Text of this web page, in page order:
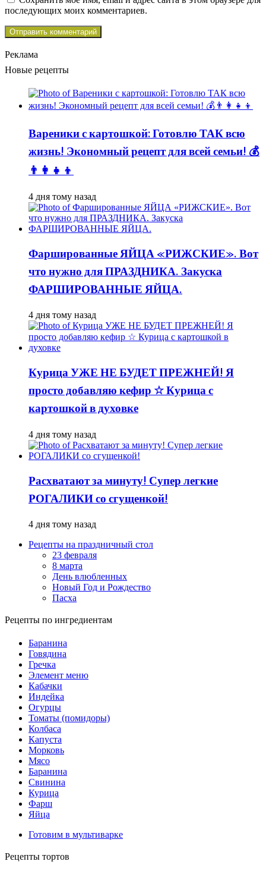
последующих моих комментариев.
Реклама
Новые рецепты
Вареники с картошкой: Готовлю ТАК всю
жизнь! Экономный рецепт для всей семьи! 💰
👨👩👧👦
4 дня тому назад
Фаршированные ЯЙЦА «РИЖСКИЕ». Вот
что нужно для ПРАЗДНИКА. Закуска
ФАРШИРОВАННЫЕ ЯЙЦА.
4 дня тому назад
Курица УЖЕ НЕ БУДЕТ ПРЕЖНЕЙ! Я
просто добавляю кефир ☆ Курица с
картошкой в духовке
4 дня тому назад
Расхватают за минуту! Супер легкие
РОГАЛИКИ со сгущенкой!
4 дня тому назад
Рецепты на праздничный стол
23 февраля
8 марта
День влюбленных
Новый Год и Рождество
Пасха
Рецепты по ингредиентам
Баранина
Говядина
Гречка
Элемент меню
Кабачки
Индейка
Огурцы
Томаты (помидоры)
Колбаса
Капуста
Морковь
Мясо
Баранина
Свинина
Курица
Фарш
Яйца
Готовим в мультиварке
Рецепты тортов